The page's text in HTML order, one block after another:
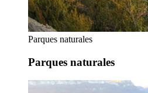
Parques naturales
Parques naturales